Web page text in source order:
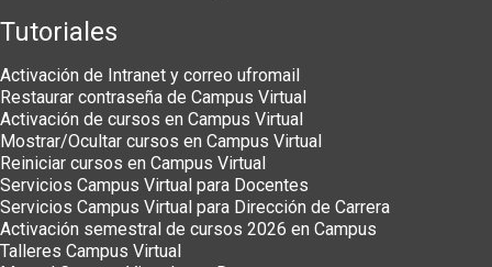
Tutoriales
Activación de Intranet y correo ufromail
Restaurar contraseña de Campus Virtual
Activación de cursos en Campus Virtual
Mostrar/Ocultar cursos en Campus Virtual
Reiniciar cursos en Campus Virtual
Servicios Campus Virtual para Docentes
Servicios Campus Virtual para Dirección de Carrera
Activación semestral de cursos 2026 en Campus
Talleres Campus Virtual